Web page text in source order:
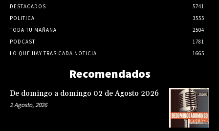
DESTACADOS
5741
POLITICA
3555
TODA TU MAÑANA
2504
PODCAST
1781
LO QUE HAY TRAS CADA NOTICIA
1665
Recomendados
De domingo a domingo 02 de Agosto 2026
2 Agosto, 2026